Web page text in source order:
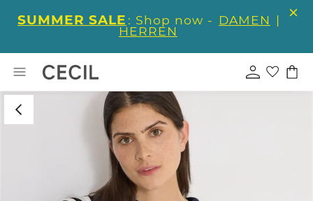
SUMMER SALE : Shop now - DAMEN |
HERREN